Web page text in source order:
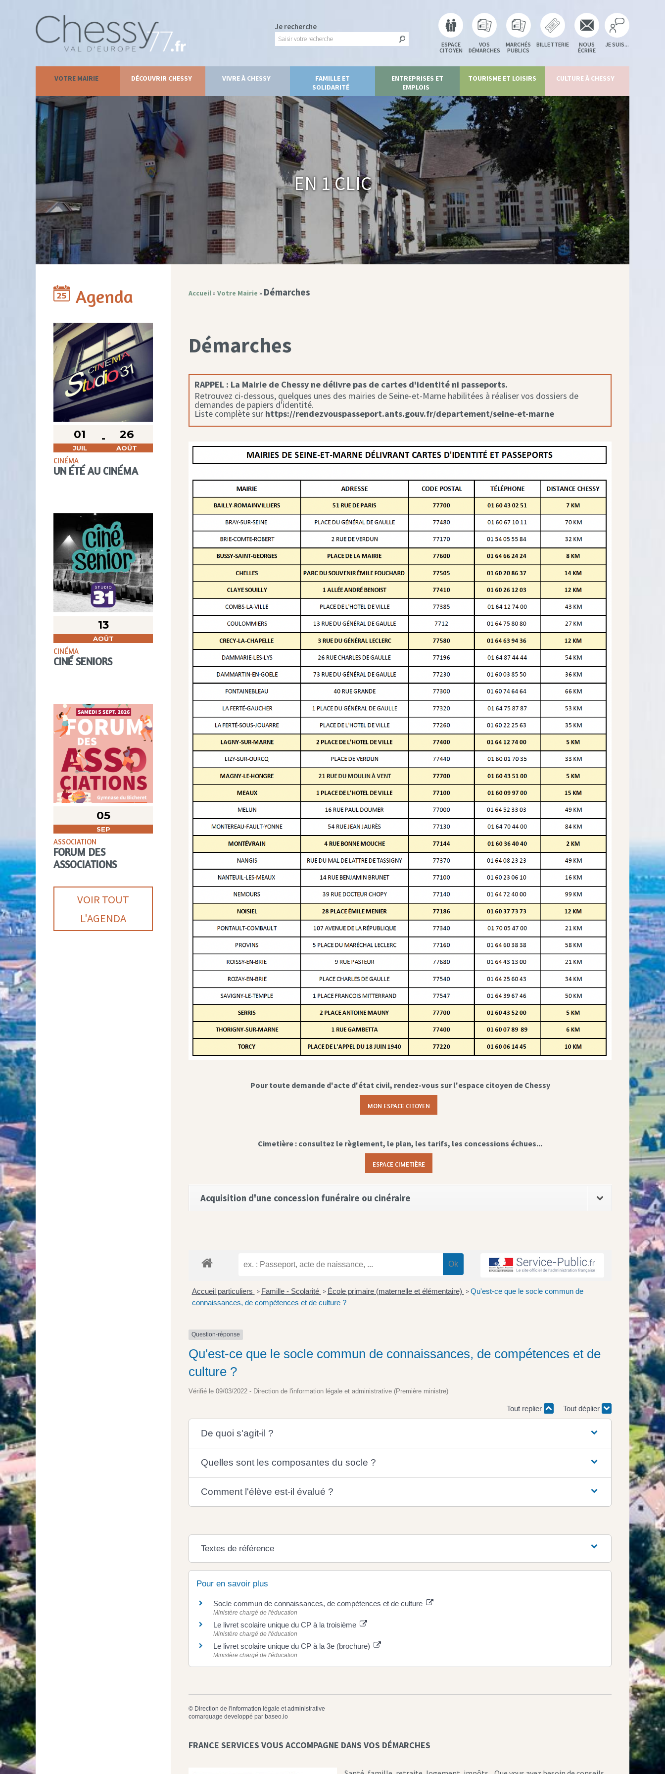
Je recherche
ESPACE
CITOYEN
VOS
DÉMARCHES
MARCHÉS
PUBLICS
BILLETTERIE
NOUS
ÉCRIRE
JE SUIS...
VOTRE MAIRIE DÉCOUVRIR CHESSY VIVRE À CHESSY
FAMILLE ET
SOLIDARITÉ
ENTREPRISES ET
EMPLOIS
TOURISME ET LOISIRS CULTURE À CHESSY
En 1 clic
Agenda
01
JUIL
26
AOÛT
CINÉMA
UN ÉTÉ AU CINÉMA
13
AOÛT
CINÉMA
CINÉ SENIORS
05
SEP
ASSOCIATION
FORUM DES
ASSOCIATIONS
VOIR TOUT
L'AGENDA
Accueil» Votre Mairie » Démarches
Démarches
RAPPEL : La Mairie de Chessy ne délivre pas de cartes d'identité ni passeports.
Retrouvez ci-dessous, quelques unes des mairies de Seine-et-Marne habilitées à réaliser vos dossiers de
demandes de papiers d'identité.
Liste complète sur https://rendezvouspasseport.ants.gouv.fr/departement/seine-et-marne
Pour toute demande d'acte d'état civil, rendez-vous sur l'espace citoyen de Chessy
MON ESPACE CITOYEN
Cimetière : consultez le règlement, le plan, les tarifs, les concessions échues...
ESPACE CIMETIÈRE
Acquisition d'une concession funéraire ou cinéraire
Accueil particuliers > Famille - Scolarité > École primaire (maternelle et élémentaire) > Qu'est-ce que le socle commun de
connaissances, de compétences et de culture ?
Question-réponse
Qu'est-ce que le socle commun de connaissances, de compétences et de
culture ?
Vérifié le 09/03/2022 - Direction de l'information légale et administrative (Première ministre)
Tout replier Tout déplier
De quoi s'agit-il ?
Quelles sont les composantes du socle ?
Comment l'élève est-il évalué ?
Textes de référence
Pour en savoir plus
Socle commun de connaissances, de compétences et de culture
Ministère chargé de l'éducation
Le livret scolaire unique du CP à la troisième
Ministère chargé de l'éducation
Le livret scolaire unique du CP à la 3e (brochure)
Ministère chargé de l'éducation
© Direction de l'information légale et administrative
comarquage developpé par baseo.io
FRANCE SERVICES VOUS ACCOMPAGNE DANS VOS DÉMARCHES